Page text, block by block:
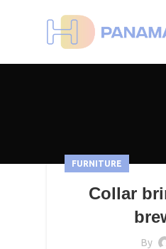
FURNITURE
Collar
By